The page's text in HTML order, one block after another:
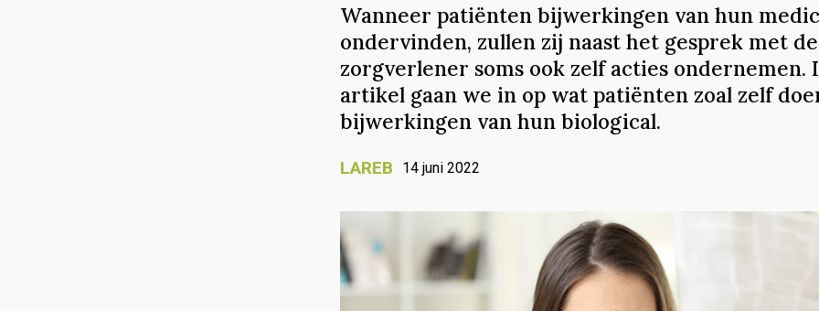
Wanneer patiënten bijwerkingen van hun
ondervinden, zullen zij naast het gesprek met de
zorgverlener soms ook zelf acties ondernemen.
artikel gaan we in op wat patiënten zoal zelf
bijwerkingen van hun biological.
LAREB 14 juni 2022